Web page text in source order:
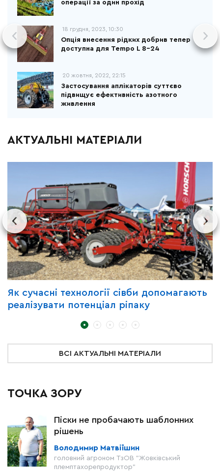
операції за один прохід
18 грудня, 2023, 10:30
Опція внесення рідких добрив тепер
доступна для Tempo L 8-24
20 жовтня, 2022, 22:15
Застосування аплікаторів суттєво
підвищує ефективність азотного
живлення
АКТУАЛЬНІ МАТЕРІАЛИ
Як сучасні технології сівби допомагають
реалізувати потенціал ріпаку
ВСІ АКТУАЛЬНІ МАТЕРІАЛИ
ТОЧКА ЗОРУ
Піски не пробачають шаблонних
рішень
Володимир Матвіїшин
головний агроном ТзОВ "Жовківський
племптахорепродуктор"